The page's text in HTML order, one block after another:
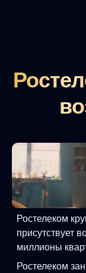
Ростелеком
присутствует
миллионы
Ростелеком